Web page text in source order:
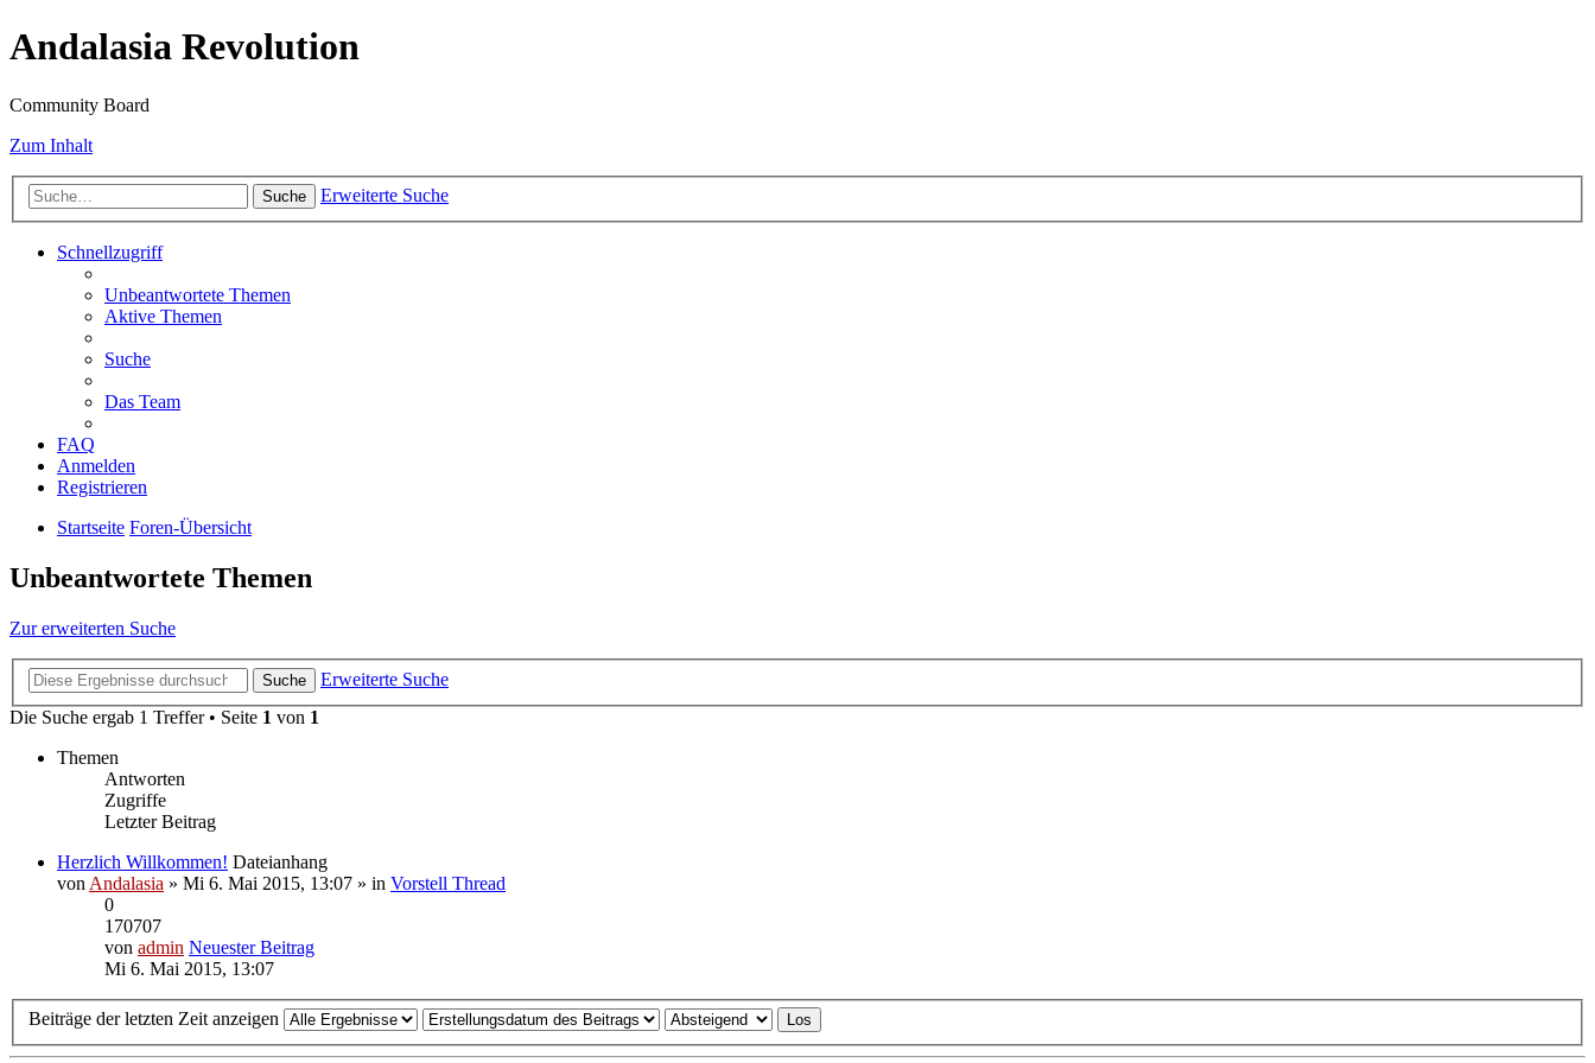
Andalasia Revolution
Community Board
Zum Inhalt
Suche Erweiterte Suche
Schnellzugriff
Unbeantwortete Themen
Aktive Themen
Suche
Das Team
FAQ
Anmelden
Registrieren
Startseite Foren-Übersicht
Unbeantwortete Themen
Zur erweiterten Suche
Suche
Erweiterte Suche
Die Suche ergab 1 Treffer • Seite 1 von 1
Themen
Antworten
Zugriffe
Letzter Beitrag
Herzlich Willkommen! Dateianhang
von Andalasia » Mi 6. Mai 2015, 13:07 » in Vorstell Thread
0
170707
von admin Neuester Beitrag
Mi 6. Mai 2015, 13:07
Beiträge der letzten Zeit anzeigen